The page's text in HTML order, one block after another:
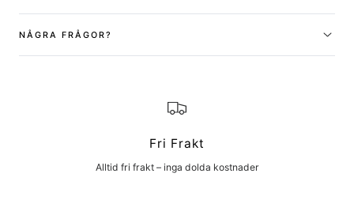
NÅGRA FRÅGOR?
Fri Frakt
Alltid fri frakt – inga dolda kostnader